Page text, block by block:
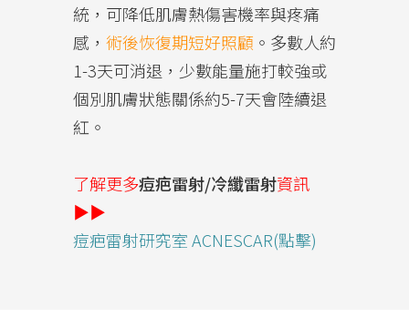
統，可降低肌膚熱傷害機率與疼痛
感， 術後恢復期短好照顧 。多數人約
1-3天可消退，少數能量施打較強或
個別肌膚狀態關係約5-7天會陸續退
紅。
了解更多痘疤雷射/冷纖雷射資訊
▶▶
痘疤雷射研究室 ACNESCAR(點擊)